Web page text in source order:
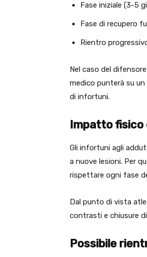
Fase iniziale (3-5
Fase di recupero
Rientro
Nel caso del
medico punterà su
di infortuni.
Impatto fisico
Gli infortuni agli
a nuove lesioni. Per
rispettare ogni fase
Dal punto di vista
contrasti e chiusure
Possibile